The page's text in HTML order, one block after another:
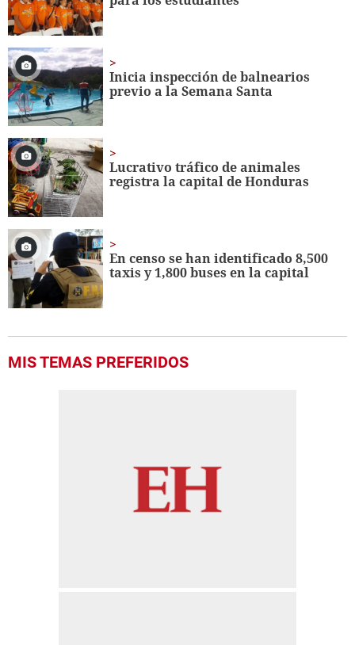
Inicia inspección de balnearios
previo a la Semana Santa
Lucrativo tráfico de animales
registra la capital de Honduras
En censo se han identificado 8,500
taxis y 1,800 buses en la capital
MIS TEMAS PREFERIDOS